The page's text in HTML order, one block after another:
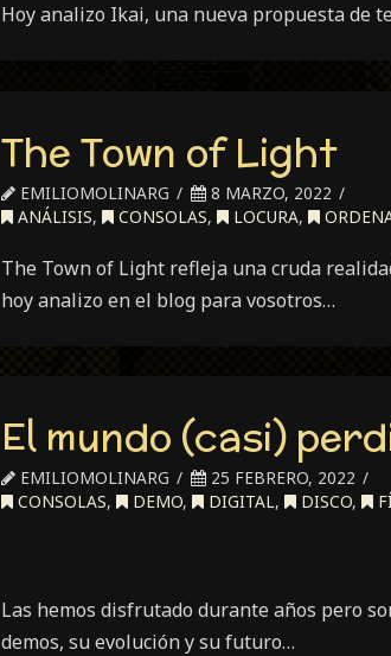
Hoy analizo Ikai, una nueva propuesta de
The Town of Light
EMILIOMOLINARG
8 MARZO, 2022
ANÁLISIS, CONSOLAS, LOCURA,
The Town of Light refleja una cruda
hoy analizo en el blog para vosotros…
El mundo (casi)
EMILIOMOLINARG
25 FEBRERO, 2022
CONSOLAS, DEMO, DIGITAL, DISCO,
Las hemos disfrutado durante años pero
demos, su evolución y su futuro…